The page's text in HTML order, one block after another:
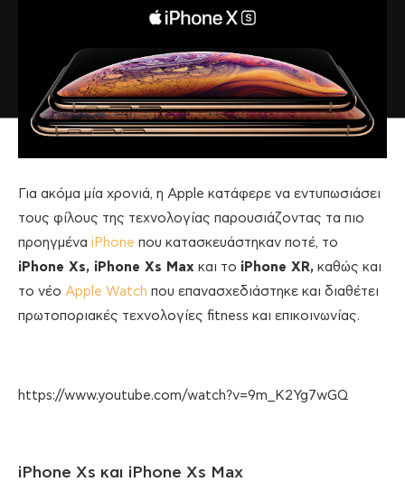
Για ακόμα μία χρονιά, η Apple κατάφερε να εντυπωσιάσει
τους φίλους της τεχνολογίας παρουσιάζοντας τα πιο
προηγμένα iPhone που κατασκευάστηκαν ποτέ, το
iPhone Xs, iPhone Xs Max και το iPhone XR, καθώς και
το νέο Apple Watch που επανασχεδιάστηκε και διαθέτει
πρωτοποριακές τεχνολογίες fitness και επικοινωνίας.
https://www.youtube.com/watch?v=9m_K2Yg7wGQ
iPhone Xs και iPhone Xs Max